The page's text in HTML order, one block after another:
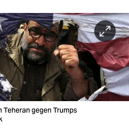
Teheran gegen Trumps